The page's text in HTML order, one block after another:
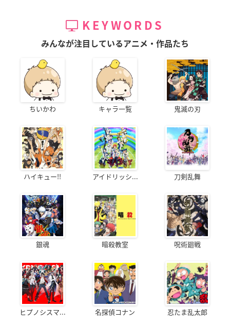
KEYWORDS
みんなが注目しているアニメ・作品たち
ちいかわ キャラ一覧 鬼滅の刃
ハイキュー!! アイドリッシ... 刀剣乱舞
銀魂 暗殺教室 呪術廻戦
ヒプノシスマ... 名探偵コナン 忍たま乱太郎